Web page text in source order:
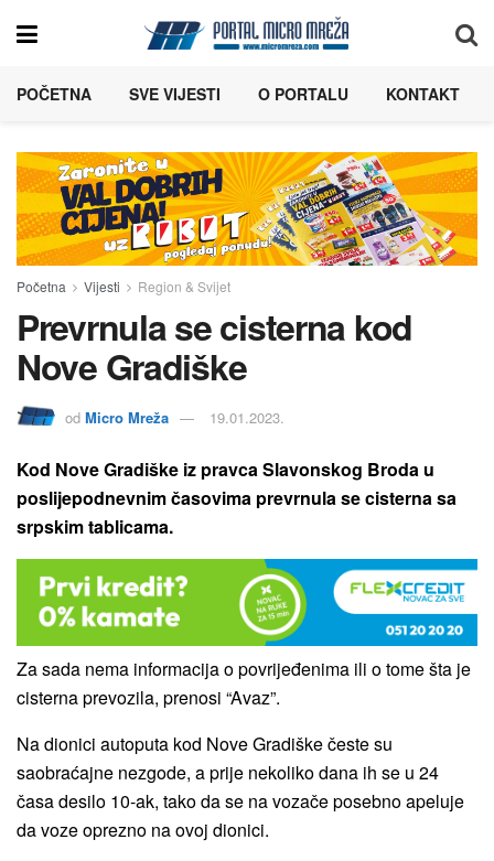
POČETNA SVE VIJESTI O PORTALU KONTAKT
Početna Vijesti Region & Svijet
Prevrnula se cisterna kod
Nove Gradiške
od Micro Mreža 19.01.2023.
Kod Nove Gradiške iz pravca Slavonskog Broda u
poslijepodnevnim časovima prevrnula se cisterna sa
srpskim tablicama.
Za sada nema informacija o povrijeđenima ili o tome šta je
cisterna prevozila, prenosi “Avaz”.
Na dionici autoputa kod Nove Gradiške česte su
saobraćajne nezgode, a prije nekoliko dana ih se u 24
časa desilo 10-ak, tako da se na vozače posebno apeluje
da voze oprezno na ovoj dionici.